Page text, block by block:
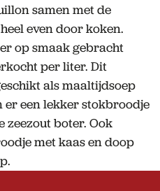
samen met de
even door koken.
op smaak gebracht
per liter. Dit
als maaltijdsoep
er een lekker stokbroodje
zeezout boter. Ook
met kaas en doop